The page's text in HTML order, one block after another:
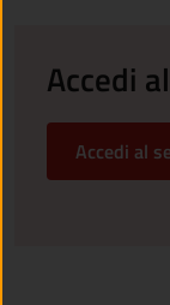
Accedi
Accedi al